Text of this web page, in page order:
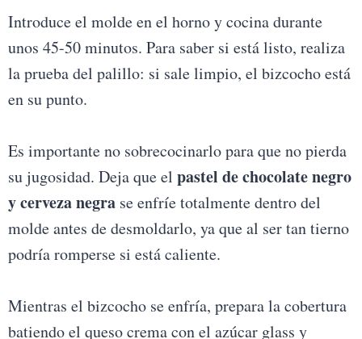
Introduce el molde en el horno y cocina durante
unos 45-50 minutos. Para saber si está listo, realiza
la prueba del palillo: si sale limpio, el bizcocho está
en su punto.
Es importante no sobrecocinarlo para que no pierda
su jugosidad. Deja que el pastel de chocolate negro
y cerveza negrase enfríe totalmente dentro del
molde antes de desmoldarlo, ya que al ser tan tierno
podría romperse si está caliente.
Mientras el bizcocho se enfría, prepara la cobertura
batiendo el queso crema con el azúcar glass y